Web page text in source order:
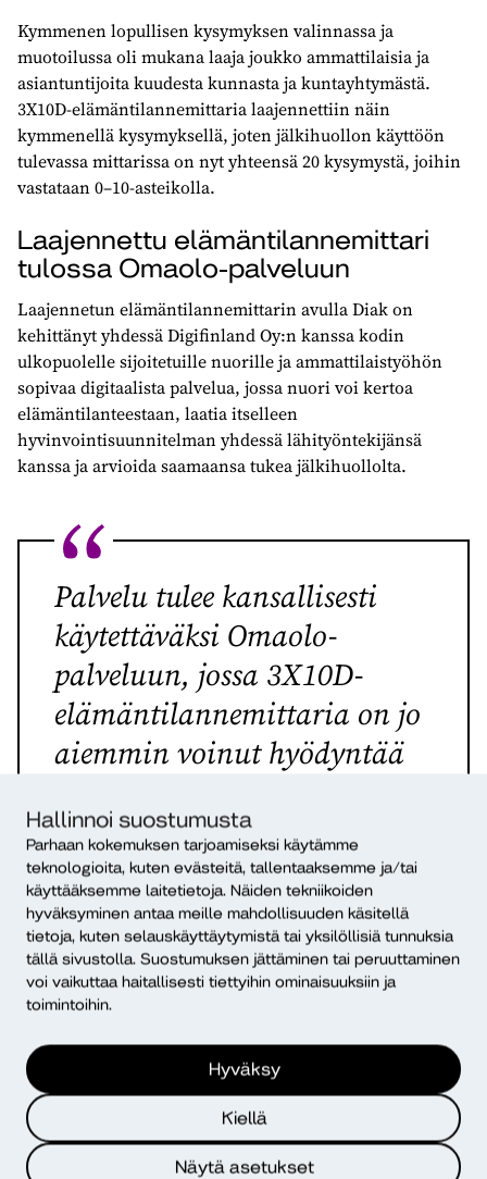
Hallinnoi suostumusta
Parhaan kokemuksen tarjoamiseksi käytämme
teknologioita, kuten evästeitä, tallentaaksemme ja/tai
käyttääksemme laitetietoja. Näiden tekniikoiden
hyväksyminen antaa meille mahdollisuuden käsitellä
tietoja, kuten selauskäyttäytymistä tai yksilöllisiä tunnuksia
tällä sivustolla. Suostumuksen jättäminen tai peruuttaminen
voi vaikuttaa haitallisesti tiettyihin ominaisuuksiin ja
toimintoihin.
Hyväksy
Kiellä
Näytä asetukset
Kymmenen lopullisen kysymyksen valinnassa ja
muotoilussa oli mukana laaja joukko ammattilaisia ja
asiantuntijoita kuudesta kunnasta ja kuntayhtymästä.
3X10D-elämäntilannemittaria laajennettiin näin
kymmenellä kysymyksellä, joten jälkihuollon käyttöön
tulevassa mittarissa on nyt yhteensä 20 kysymystä, joihin
vastataan 0–10-asteikolla.
Laajennettu elämäntilannemittari
tulossa Omaolo-palveluun
Laajennetun elämäntilannemittarin avulla Diak on
kehittänyt yhdessä Digifinland Oy:n kanssa kodin
ulkopuolelle sijoitetuille nuorille ja ammattilaistyöhön
sopivaa digitaalista palvelua, jossa nuori voi kertoa
elämäntilanteestaan, laatia itselleen
hyvinvointisuunnitelman yhdessä lähityöntekijänsä
kanssa ja arvioida saamaansa tukea jälkihuollolta.
Palvelu tulee kansallisesti
käytettäväksi Omaolo-
palveluun, jossa 3X10D-
elämäntilannemittaria on jo
aiemmin voinut hyödyntää
kouluterveydenhuollon
palveluissa.
Palvelu tulee kansallisesti käytettäväksi Omaolo-
palveluun, jossa 3X10D-elämäntilannemittaria on jo
kouluterveydenhuollon palveluissa. Tarkoitus on, että nyt
kehitettyä laajennettua 3X10D-elämäntilannemittaria
voidaan hyödyntää myös muissa nuorille suunnatuissa
palveluissa palveluiden laadun arvioinnissa ja
kehittämisessä.